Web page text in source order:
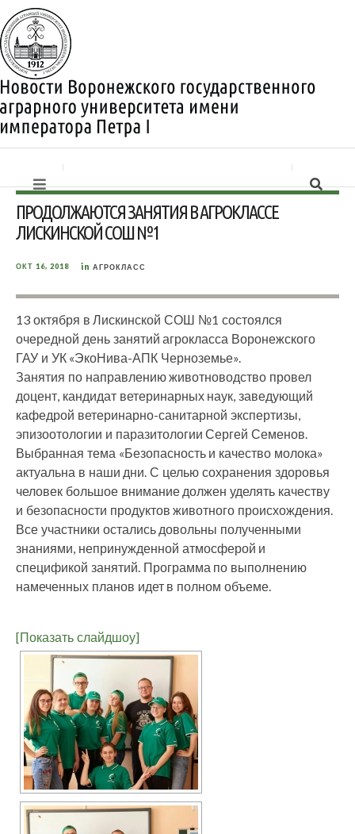
ПРОДОЛЖАЮТСЯ ЗАНЯТИЯ В АГРОКЛАССЕ
ЛИСКИНСКОЙ СОШ №1
ОКТ 16, 2018 in АГРОКЛАСС
13 октября в Лискинской СОШ №1 состоялся
очередной день занятий агрокласса Воронежского
ГАУ и УК «ЭкоНива-АПК Черноземье».
Занятия по направлению животноводство провел
доцент, кандидат ветеринарных наук, заведующий
кафедрой ветеринарно-санитарной экспертизы,
эпизоотологии и паразитологии Сергей Семенов.
Выбранная тема «Безопасность и качество молока»
актуальна в наши дни. С целью сохранения здоровья
человек большое внимание должен уделять качеству
и безопасности продуктов животного происхождения.
Все участники остались довольны полученными
знаниями, непринужденной атмосферой и
спецификой занятий. Программа по выполнению
намеченных планов идет в полном объеме.
[Показать слайдшоу]